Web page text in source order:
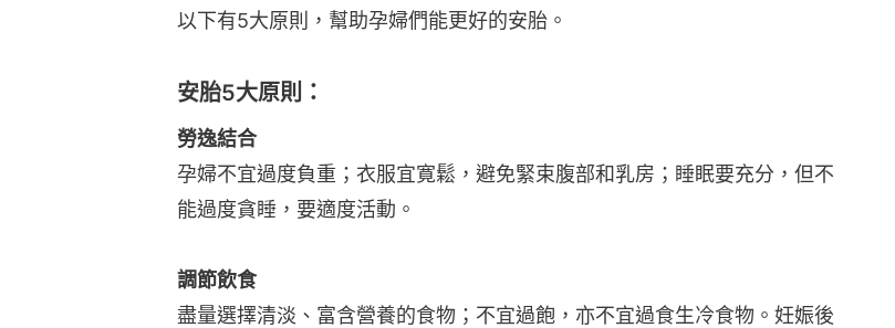
以下有5大原則，幫助孕婦們能更好的安胎。
安胎5大原則：
勞逸結合
孕婦不宜過度負重；衣服宜寛鬆，避免緊束腹部和乳房；睡眠要充分，但不
能過度貪睡，要適度活動。
調節飲食
盡量選擇清淡、富含營養的食物；不宜過飽，亦不宜過食生冷食物。妊娠後